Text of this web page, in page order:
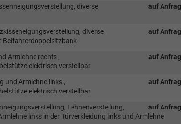
auf
diverse
auf
diverse
Beifahrerdoppelsitzbank-
auf
Armlehne rechts ,
elektrisch verstellbar
auf
und Armlehne links ,
elektrisch verstellbar
auf
Lehnenverstellung,
links in der Türverkleidung links und Armlehne